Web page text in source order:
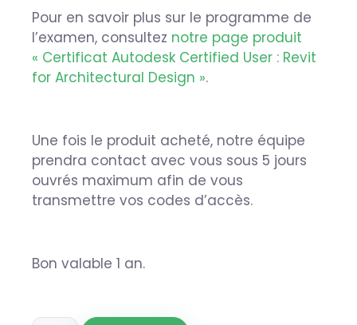
Pour en savoir plus sur le programme de
l’examen, consultez notre page produit
« Certificat Autodesk Certified User : Revit
for Architectural Design ».
Une fois le produit acheté, notre équipe
prendra contact avec vous sous 5 jours
ouvrés maximum afin de vous
transmettre vos codes d’accès.
Bon valable 1 an.